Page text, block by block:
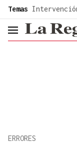
common.go-to-content
Temas
header.menu.open
ERRORES